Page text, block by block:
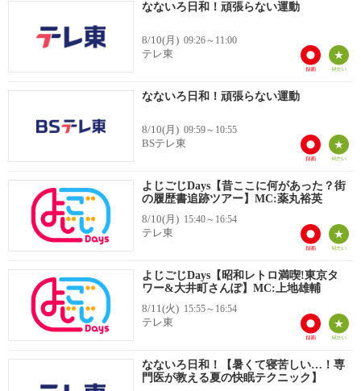
なないろ日和！頑張らない運動
8/10(月) 09:26～11:00
テレ東
なないろ日和！頑張らない運動
8/10(月) 09:59～10:55
BSテレ東
よじごじDays【昔ここに何があった？街
の履歴書追跡ツアー】MC:薬丸裕英
8/10(月) 15:40～16:54
テレ東
よじごじDays【昭和レトロ満喫!東京タ
ワー&大井町さんぽ】MC:上地雄輔
8/11(火) 15:55～16:54
テレ東
なないろ日和！【暑くて寝苦しい…！専
門医が教える夏の快眠テクニック】